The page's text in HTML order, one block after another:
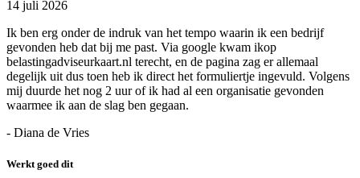
14 juli 2026
Ik ben erg onder de indruk van het tempo waarin ik een bedrijf
gevonden heb dat bij me past. Via google kwam ikop
belastingadviseurkaart.nl terecht, en de pagina zag er allemaal
degelijk uit dus toen heb ik direct het formuliertje ingevuld. Volgens
mij duurde het nog 2 uur of ik had al een organisatie gevonden
waarmee ik aan de slag ben gegaan.
- Diana de Vries
Werkt goed dit